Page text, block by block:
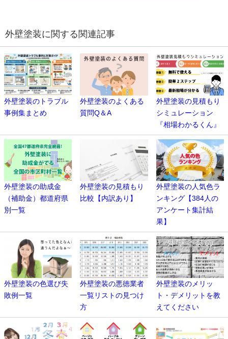
外壁塗装に関する関連記事
外壁塗装のトラブル
事例集まとめ
外壁塗装のよくある
質問Q＆A
外壁塗装の見積もり
シミュレーション
『相場わかるくん』
外壁塗装の助成金
（補助金）都道府県
別一覧
外壁塗装の見積もり
比較【内訳あり】
外壁塗装の人気色ラ
ンキング【384人の
アンケート集計結
果】
外壁塗装の色選び失
敗例一覧
外壁塗装の悪徳業者
一覧リストの見つけ
方
外壁塗装のメリッ
ト・デメリットを教
えてください